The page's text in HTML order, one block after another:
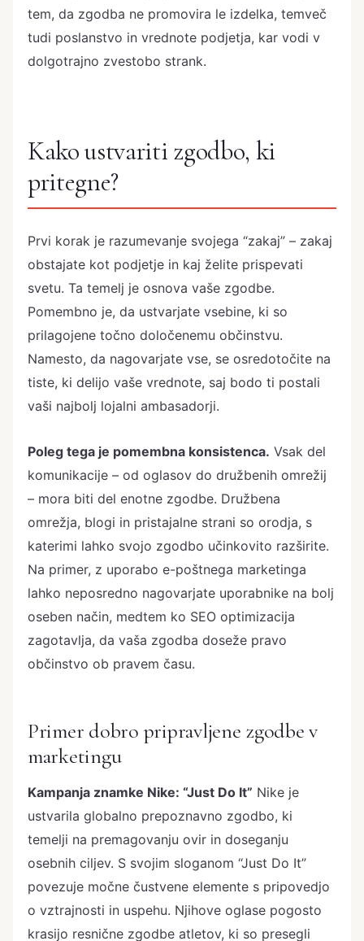
tem, da zgodba ne promovira le izdelka, temveč
tudi poslanstvo in vrednote podjetja, kar vodi v
dolgotrajno zvestobo strank.
Kako ustvariti zgodbo, ki
pritegne?
Prvi korak je razumevanje svojega “zakaj” – zakaj
obstajate kot podjetje in kaj želite prispevati
svetu. Ta temelj je osnova vaše zgodbe.
Pomembno je, da ustvarjate vsebine, ki so
prilagojene točno določenemu občinstvu.
Namesto, da nagovarjate vse, se osredotočite na
tiste, ki delijo vaše vrednote, saj bodo ti postali
vaši najbolj lojalni ambasadorji.
Poleg tega je pomembna konsistenca. Vsak del
komunikacije – od oglasov do družbenih omrežij
– mora biti del enotne zgodbe. Družbena
omrežja, blogi in pristajalne strani so orodja, s
katerimi lahko svojo zgodbo učinkovito razširite.
Na primer, z uporabo e-poštnega marketinga
lahko neposredno nagovarjate uporabnike na bolj
oseben način, medtem ko SEO optimizacija
zagotavlja, da vaša zgodba doseže pravo
občinstvo ob pravem času.
Primer dobro pripravljene zgodbe v
marketingu
Kampanja znamke Nike: “Just Do It” Nike je
ustvarila globalno prepoznavno zgodbo, ki
temelji na premagovanju ovir in doseganju
osebnih ciljev. S svojim sloganom “Just Do It”
povezuje močne čustvene elemente s pripovedjo
o vztrajnosti in uspehu. Njihove oglase pogosto
krasijo resnične zgodbe atletov, ki so presegli